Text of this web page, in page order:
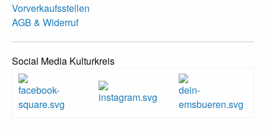
Vorverkaufsstellen
AGB & Widerruf
Social Media Kulturkreis